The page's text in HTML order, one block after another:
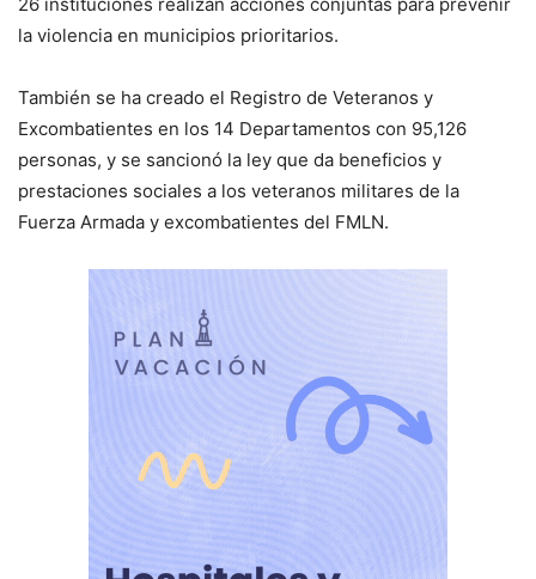
26 instituciones realizan acciones conjuntas para prevenir
la violencia en municipios prioritarios.
También se ha creado el Registro de Veteranos y
Excombatientes en los 14 Departamentos con 95,126
personas, y se sancionó la ley que da beneficios y
prestaciones sociales a los veteranos militares de la
Fuerza Armada y excombatientes del FMLN.